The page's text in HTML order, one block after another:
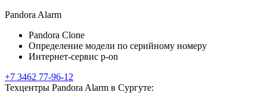
Pandora Alarm
Pandora Clone
Определение модели по серийному номеру
Интернет-сервис p-on
+7 3462 77-96-12
Техцентры Pandora Alarm в Сургуте: